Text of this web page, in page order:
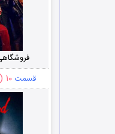
قسمت۱۰ (زیرنویس)